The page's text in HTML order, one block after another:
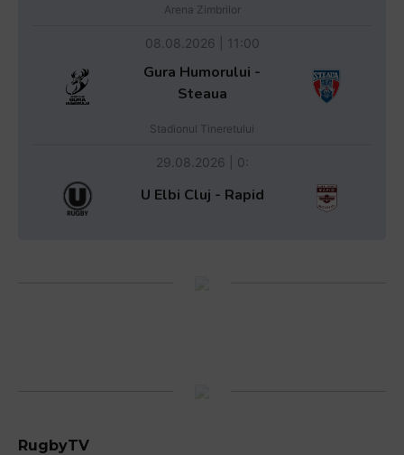
Arena Zimbrilor
08.08.2026 | 11:00
Gura Humorului -
Steaua
Stadionul Tineretului
29.08.2026 | 0:
U Elbi Cluj - Rapid
RugbyTV